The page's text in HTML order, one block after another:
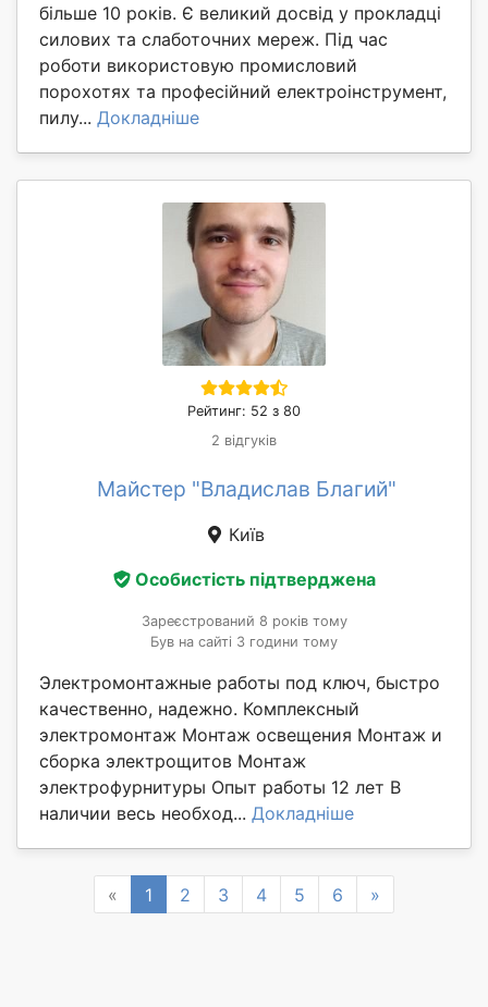
більше 10 років. Є великий досвід у прокладці
силових та слаботочних мереж. Під час
роботи використовую промисловий
порохотях та професійний електроінструмент,
пилу... Докладніше
Рейтинг: 52 з 80
2 відгуків
Майстер "Владислав Благий"
Київ
Особистість підтверджена
Зареєстрований 8 років тому
Був на сайті 3 години тому
Электромонтажные работы под ключ, быстро
качественно, надежно. Комплексный
электромонтаж Монтаж освещения Монтаж и
сборка электрощитов Монтаж
электрофурнитуры Опыт работы 12 лет В
наличии весь необход... Докладніше
« Previous
1 2 3 4 5 6 »